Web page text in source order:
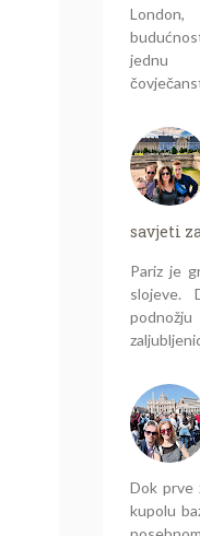
jednu
savjeti
Pariz je
slojeve.
Dok prve
kupolu